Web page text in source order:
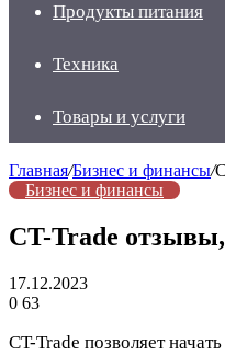
Продукты питания
Техника
Товары и услуги
Главная/Бизнес и финансы/
Бизнес и финансы
CT-Trade
17.12.2023
0 63
CT-Trade позволяет